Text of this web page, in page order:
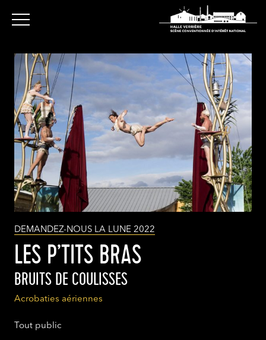
DEMANDEZ-NOUS LA LUNE 2022
LES P’TITS BRAS
BRUITS DE COULISSES
Acrobaties aériennes
Tout public